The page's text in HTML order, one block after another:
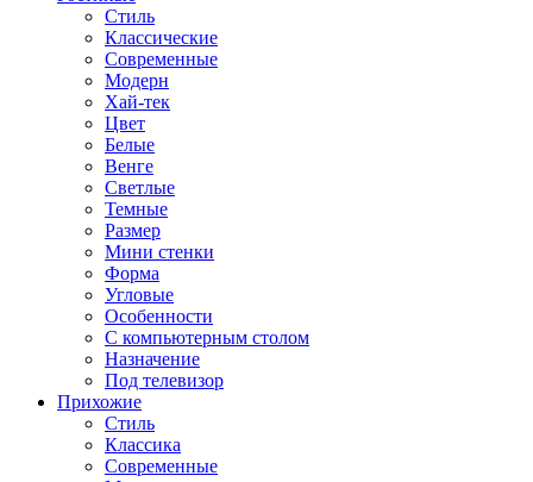
Стиль
Классические
Современные
Модерн
Хай-тек
Цвет
Белые
Венге
Светлые
Темные
Размер
Мини стенки
Форма
Угловые
Особенности
С компьютерным столом
Назначение
Под телевизор
Прихожие
Стиль
Классика
Современные